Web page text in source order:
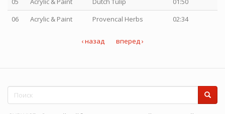
06
Acrylic & Paint Provencal Herbs 02:34
‹ назад вперед ›
Форма
поиска